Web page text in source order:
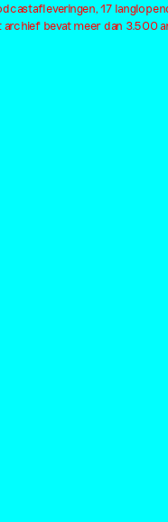
17
archief bevat meer dan 3.500